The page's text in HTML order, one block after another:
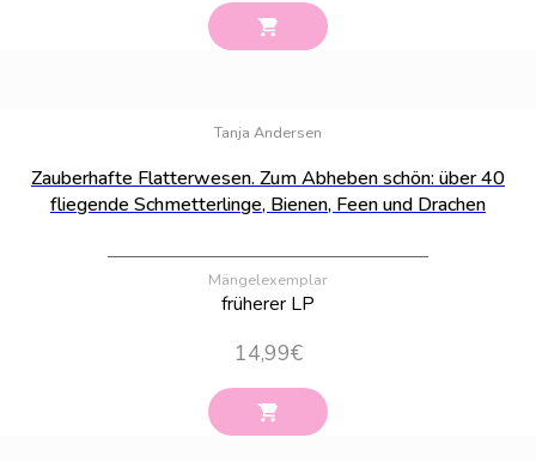
Tanja Andersen
Zauberhafte Flatterwesen. Zum Abheben schön: über 40
fliegende Schmetterlinge, Bienen, Feen und Drachen
Mängelexemplar
früherer LP
14,99€